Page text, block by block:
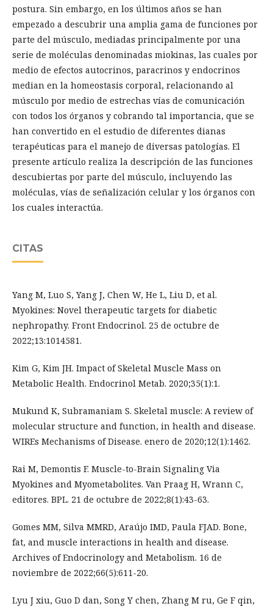
postura. Sin embargo, en los últimos años se han
empezado a descubrir una amplia gama de funciones por
parte del músculo, mediadas principalmente por una
serie de moléculas denominadas miokinas, las cuales por
medio de efectos autocrinos, paracrinos y endocrinos
median en la homeostasis corporal, relacionando al
músculo por medio de estrechas vías de comunicación
con todos los órganos y cobrando tal importancia, que se
han convertido en el estudio de diferentes dianas
terapéuticas para el manejo de diversas patologías. El
presente artículo realiza la descripción de las funciones
descubiertas por parte del músculo, incluyendo las
moléculas, vías de señalización celular y los órganos con
los cuales interactúa.
CITAS
Yang M, Luo S, Yang J, Chen W, He L, Liu D, et al.
Myokines: Novel therapeutic targets for diabetic
nephropathy. Front Endocrinol. 25 de octubre de
2022;13:1014581.
Kim G, Kim JH. Impact of Skeletal Muscle Mass on
Metabolic Health. Endocrinol Metab. 2020;35(1):1.
Mukund K, Subramaniam S. Skeletal muscle: A review of
molecular structure and function, in health and disease.
WIREs Mechanisms of Disease. enero de 2020;12(1):1462.
Rai M, Demontis F. Muscle-to-Brain Signaling Via
Myokines and Myometabolites. Van Praag H, Wrann C,
editores. BPL. 21 de octubre de 2022;8(1):43-63.
Gomes MM, Silva MMRD, Araújo IMD, Paula FJAD. Bone,
fat, and muscle interactions in health and disease.
Archives of Endocrinology and Metabolism. 16 de
noviembre de 2022;66(5):611-20.
Lyu J xiu, Guo D dan, Song Y chen, Zhang M ru, Ge F qin,